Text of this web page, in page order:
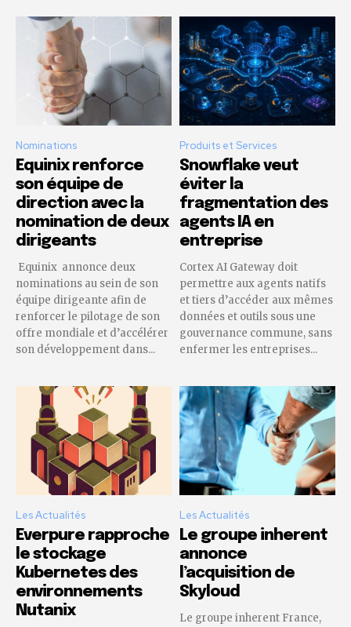
Nominations
Equinix renforce
son équipe de
direction avec la
nomination de deux
dirigeants
Equinix annonce deux
nominations au sein de son
équipe dirigeante afin de
renforcer le pilotage de son
offre mondiale et d’accélérer
son développement dans...
Produits et Services
Snowflake veut
éviter la
fragmentation des
agents IA en
entreprise
Cortex AI Gateway doit
permettre aux agents natifs
et tiers d’accéder aux mêmes
données et outils sous une
gouvernance commune, sans
enfermer les entreprises...
Les Actualités
Everpure rapproche
le stockage
Kubernetes des
environnements
Nutanix
Les Actualités
Le groupe inherent
annonce
l’acquisition de
Skyloud
Le groupe inherent France,